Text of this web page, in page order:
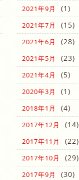
2021年9月 (1)
2021年7月 (15)
2021年6月 (28)
2021年5月 (23)
2021年4月 (5)
2020年3月 (1)
2018年1月 (4)
2017年12月 (14)
2017年11月 (22)
2017年10月 (29)
2017年9月 (30)